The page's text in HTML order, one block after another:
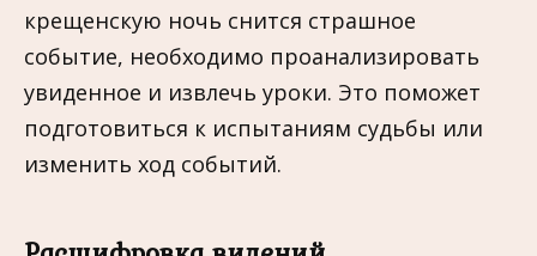
крещенскую ночь снится страшное
событие, необходимо проанализировать
увиденное и извлечь уроки. Это поможет
подготовиться к испытаниям судьбы или
изменить ход событий.